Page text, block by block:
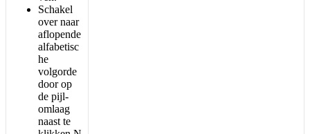
Schakel
over naar
aflopende
alfabetisc
he
volgorde
door op
de pijl-
omlaag
naast te